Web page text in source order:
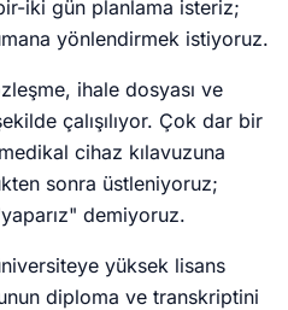
iki gün planlama isteriz;
yönlendirmek istiyoruz.
ihale dosyası ve
çalışılıyor. Çok dar bir
cihaz kılavuzuna
sonra üstleniyoruz;
demiyoruz.
yüksek lisans
diploma ve transkriptini